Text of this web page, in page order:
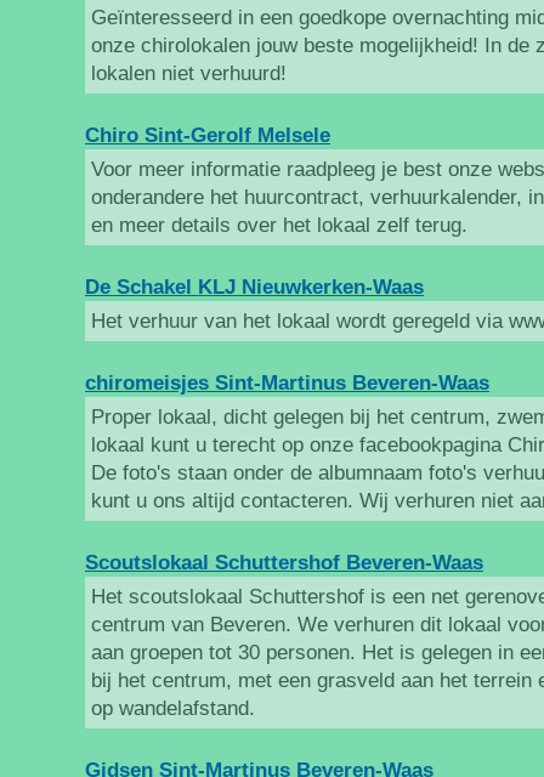
Geïnteresseerd in een goedkope overnachting
onze chirolokalen jouw beste mogelijkheid! In de
lokalen niet verhuurd!
Chiro Sint-Gerolf Melsele
Voor meer informatie raadpleeg je best onze
onderandere het huurcontract, verhuurkalender,
en meer details over het lokaal zelf terug.
De Schakel KLJ Nieuwkerken-Waas
Het verhuur van het lokaal wordt geregeld via
chiromeisjes Sint-Martinus Beveren-Waas
Proper lokaal, dicht gelegen bij het centrum,
lokaal kunt u terecht op onze facebookpagina
De foto's staan onder de albumnaam foto's
kunt u ons altijd contacteren. Wij verhuren niet
Scoutslokaal Schuttershof Beveren-Waas
Het scoutslokaal Schuttershof is een net
centrum van Beveren. We verhuren dit lokaal
aan groepen tot 30 personen. Het is gelegen in
bij het centrum, met een grasveld aan het terrein
op wandelafstand.
Gidsen Sint-Martinus Beveren-Waas